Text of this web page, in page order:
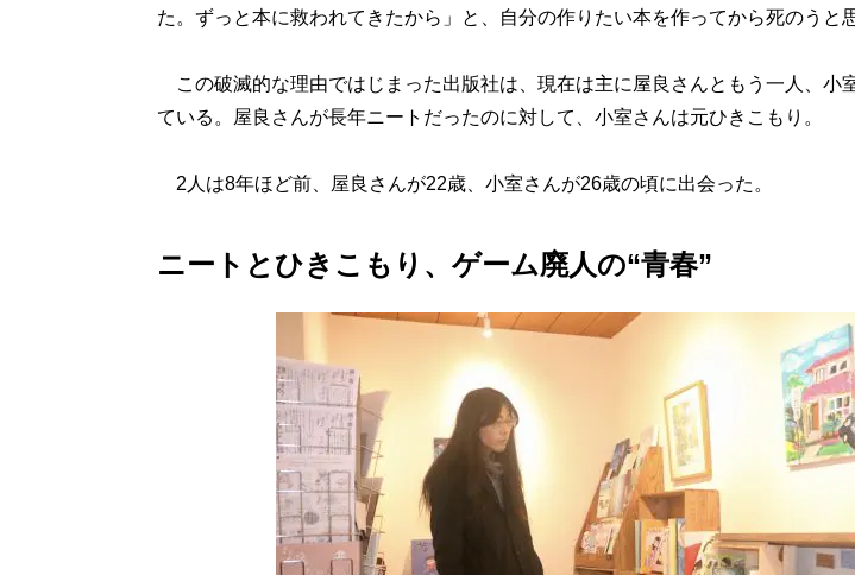
た。ずっと本に救われてきたから」と、自分の作りたい本を作ってから死のうと
この破滅的な理由ではじまった出版社は、現在は主に屋良さんともう一人、小
ている。屋良さんが長年ニートだったのに対して、小室さんは元ひきこもり。
2人は8年ほど前、屋良さんが22歳、小室さんが26歳の頃に出会った。
ニートとひきこもり、ゲーム廃人の“青春”